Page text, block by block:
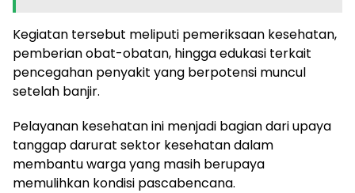
Kegiatan tersebut meliputi pemeriksaan kesehatan,
pemberian obat-obatan, hingga edukasi terkait
pencegahan penyakit yang berpotensi muncul
setelah banjir.
Pelayanan kesehatan ini menjadi bagian dari upaya
tanggap darurat sektor kesehatan dalam
membantu warga yang masih berupaya
memulihkan kondisi pascabencana.